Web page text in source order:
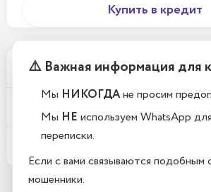
Купить в кредит
Почему у вас такие низкие цены?
Какой срок гарантии?
⚠️ Важная информация для
Мы НИКОГДАне просим
Мы НЕ используем WhatsApp
переписки.
Если с вами связываются подобным
мошенники.